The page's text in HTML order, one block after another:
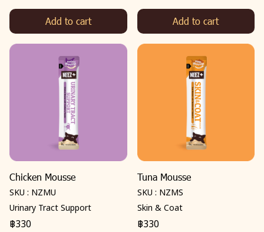
Add to cart Add to cart
Chicken Mousse
SKU : NZMU
Urinary Tract Support
฿330
Tuna Mousse
SKU : NZMS
Skin & Coat
฿330